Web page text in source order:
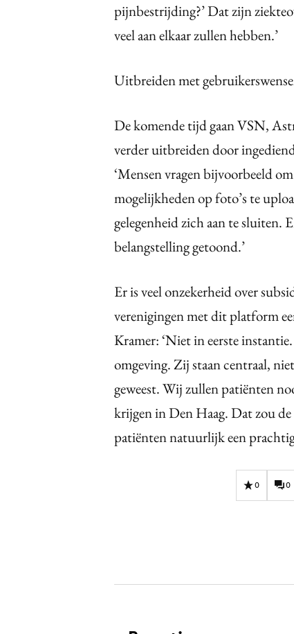
pijnbestrijding?’ Dat zijn
veel aan elkaar zullen hebben.’
Uitbreiden met
De komende tijd gaan VSN,
verder uitbreiden door
‘Mensen vragen bijvoorbeeld
mogelijkheden op foto’s te
gelegenheid zich aan te sluiten.
belangstelling getoond.’
Er is veel onzekerheid over
verenigingen met dit platform
Kramer: ‘Niet in eerste
omgeving. Zij staan centraal,
geweest. Wij zullen patiënten
krijgen in Den Haag. Dat zou
patiënten natuurlijk een
0 0